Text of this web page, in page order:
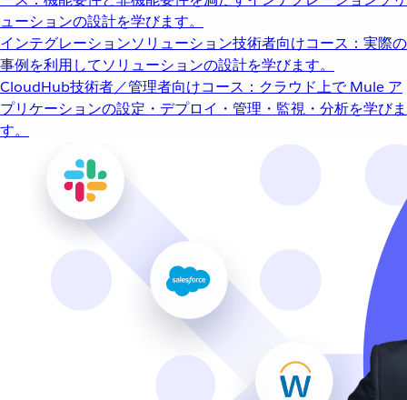
ューションの設計を学びます。
インテグレーションソリューション技術者向けコース：実際の
事例を利用してソリューションの設計を学びます。
CloudHub技術者／管理者向けコース：クラウド上で Mule ア
プリケーションの設定・デプロイ・管理・監視・分析を学びま
す。